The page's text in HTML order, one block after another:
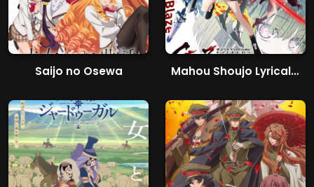
Saijo no Osewa Mahou Shoujo Lyrical Nanoha EXCEEDS